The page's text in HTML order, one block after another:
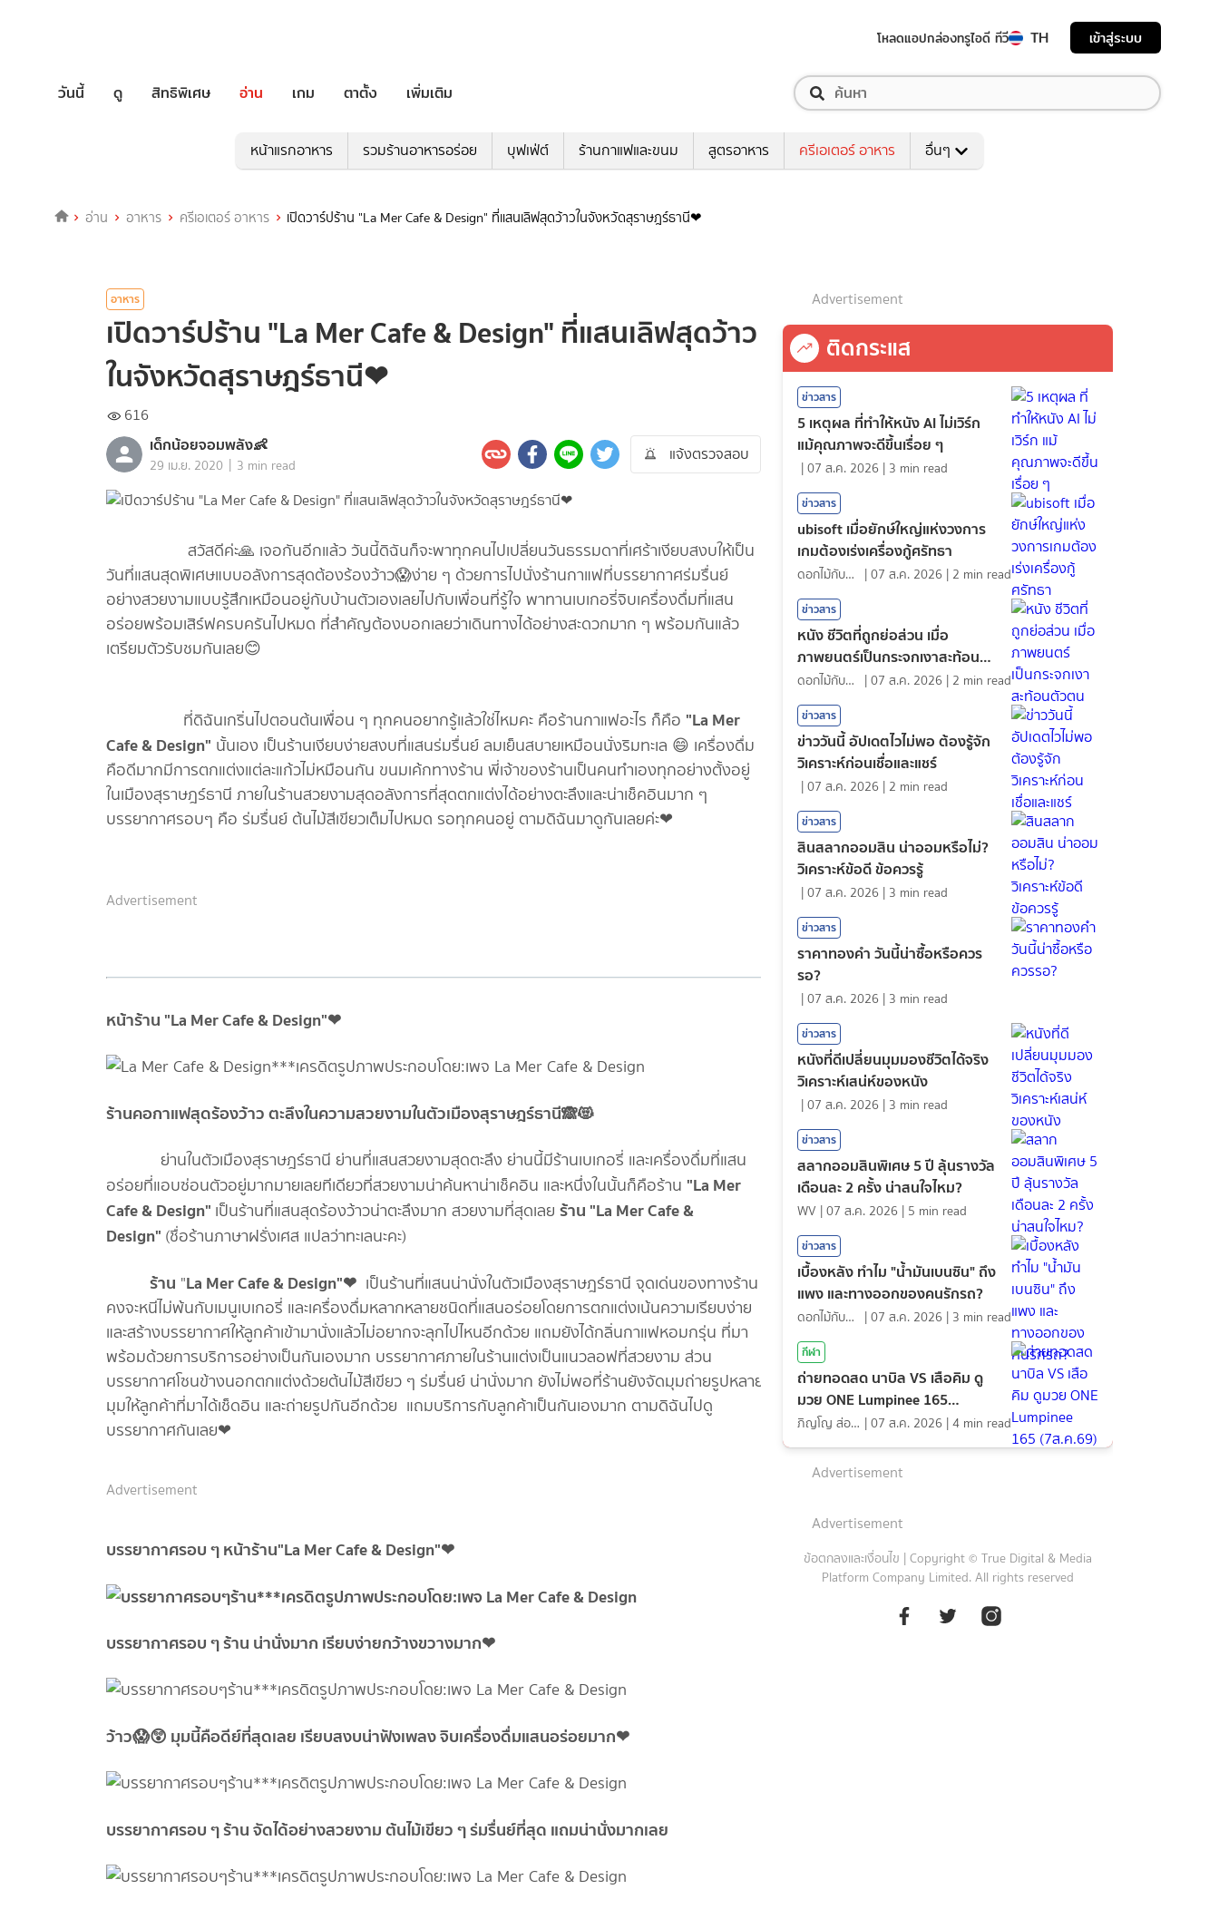
โหลดแอปกล่องทรูไอดี ทีวี TH เข้าสู่ระบบ
วันนี้ ดู สิทธิพิเศษ อ่าน เกม ตาตั้ง เพิ่มเติม
หน้าแรกอาหาร รวมร้านอาหารอร่อย บุฟเฟ่ต์ ร้านกาแฟและขนม สูตรอาหาร ครีเอเตอร์ อาหาร อื่นๆ
อ่าน อาหาร ครีเอเตอร์ อาหาร เปิดวาร์ปร้าน "La Mer Cafe & Design" ที่แสนเลิฟสุดว้าวในจังหวัดสุราษฎร์ธานี❤
อาหาร
เปิดวาร์ปร้าน "La Mer Cafe & Design" ที่แสนเลิฟสุดว้าว
ในจังหวัดสุราษฎร์ธานี❤
616
เด็กน้อยจอมพลัง👶
29 เม.ย. 2020 | 3 min read
แจ้งตรวจสอบ
สวัสดีค่ะ🙏 เจอกันอีกแล้ว วันนี้ดิฉันก็จะพาทุกคนไปเปลี่ยนวันธรรมดาที่เศร้าเงียบสงบให้เป็น
วันที่แสนสุดพิเศษแบบอลังการสุดต้องร้องว้าว😱ง่าย ๆ ด้วยการไปนั่งร้านกาแฟที่บรรยากาศร่มรื่นย์
อย่างสวยงามแบบรู้สึกเหมือนอยู่กับบ้านตัวเองเลยไปกับเพื่อนที่รู้ใจ พาทานเบเกอรี่จิบเครื่องดื่มที่แสน
อร่อยพร้อมเสิร์ฟครบครันไปหมด ที่สำคัญต้องบอกเลยว่าเดินทางได้อย่างสะดวกมาก ๆ พร้อมกันแล้ว
เตรียมตัวรับชมกันเลย😊
ที่ดิฉันเกริ่นไปตอนต้นเพื่อน ๆ ทุกคนอยากรู้แล้วใช่ไหมคะ คือร้านกาแฟอะไร ก็คือ "La Mer
Cafe & Design" นั้นเอง เป็นร้านเงียบง่ายสงบที่แสนร่มรื่นย์ ลมเย็นสบายเหมือนนั่งริมทะเล 😄 เครื่องดื่ม
คือดีมากมีการตกแต่งแต่ละแก้วไม่หมือนกัน ขนมเค้กทางร้าน พี่เจ้าของร้านเป็นคนทำเองทุกอย่างตั้งอยู่
ในเมืองสุราษฎร์ธานี ภายในร้านสวยงามสุดอลังการที่สุดตกแต่งได้อย่างตะลึงและน่าเช็คอินมาก ๆ
บรรยากาศรอบๆ คือ ร่มรื่นย์ ต้นไม้สีเขียวเต็มไปหมด รอทุกคนอยู่ ตามดิฉันมาดูกันเลยค่ะ❤
Advertisement
หน้าร้าน "La Mer Cafe & Design"❤
ร้านคอกาแฟสุดร้องว้าว ตะลึงในความสวยงามในตัวเมืองสุราษฎร์ธานี🙈😻
ย่านในตัวเมืองสุราษฎร์ธานี ย่านที่แสนสวยงามสุดตะลึง ย่านนี้มีร้านเบเกอรี่ และเครื่องดื่มที่แสน
อร่อยที่แอบซ่อนตัวอยู่มากมายเลยทีเดียวที่สวยงามน่าค้นหาน่าเช็คอิน และหนึ่งในนั้นก็คือร้าน "La Mer
Cafe & Design" เป็นร้านที่แสนสุดร้องว้าวน่าตะลึงมาก สวยงามที่สุดเลย ร้าน "La Mer Cafe &
Design" (ชื่อร้านภาษาฝรั่งเศส แปลว่าทะเลนะคะ)
ร้าน "La Mer Cafe & Design"❤ เป็นร้านที่แสนน่านั่งในตัวเมืองสุราษฎร์ธานี จุดเด่นของทางร้าน
คงจะหนีไม่พ้นกับเมนูเบเกอรี่ และเครื่องดื่มหลากหลายชนิดที่แสนอร่อยโดยการตกแต่งเน้นความเรียบง่าย
และสร้างบรรยากาศให้ลูกค้าเข้ามานั่งแล้วไม่อยากจะลุกไปไหนอีกด้วย แถมยังได้กลิ่นกาแฟหอมกรุ่น ที่มา
พร้อมด้วยการบริการอย่างเป็นกันเองมาก บรรยากาศภายในร้านแต่งเป็นแนวลอฟที่สวยงาม ส่วน
บรรยากาศโซนข้างนอกตกแต่งด้วยต้นไม้สีเขียว ๆ ร่มรื่นย์ น่านั่งมาก ยังไม่พอที่ร้านยังจัดมุมถ่ายรูปหลาย
มุมให้ลูกค้าที่มาได้เช็ดอิน และถ่ายรูปกันอีกด้วย แถมบริการกับลูกค้าเป็นกันเองมาก ตามดิฉันไปดู
บรรยากาศกันเลย❤
Advertisement
บรรยากาศรอบ ๆ หน้าร้าน"La Mer Cafe & Design"❤
บรรยากาศรอบ ๆ ร้าน น่านั่งมาก เรียบง่ายกว้างขวางมาก❤
ว้าว😱😲 มุมนี้คือดีย์ที่สุดเลย เรียบสงบน่าฟังเพลง จิบเครื่องดื่มแสนอร่อยมาก❤
บรรยากาศรอบ ๆ ร้าน จัดได้อย่างสวยงาม ต้นไม้เขียว ๆ ร่มรื่นย์ที่สุด แถมน่านั่งมากเลย
Advertisement
ติดกระแส
ข่าวสาร
5 เหตุผล ที่ทำให้หนัง AI ไม่เวิร์ก
แม้คุณภาพจะดีขึ้นเรื่อย ๆ
|07 ส.ค. 2026 | 3 min read
ข่าวสาร
ubisoft เมื่อยักษ์ใหญ่แห่งวงการ
เกมต้องเร่งเครื่องกู้ศรัทธา
ดอกไม้กับสายน้ำ |07 ส.ค. 2026 | 2 min read
ข่าวสาร
หนัง ชีวิตที่ถูกย่อส่วน เมื่อ
ภาพยนตร์เป็นกระจกเงาสะท้อนตัว
ตน
ดอกไม้กับสายน้ำ |07 ส.ค. 2026 | 2 min read
ข่าวสาร
ข่าววันนี้ อัปเดตไวไม่พอ ต้องรู้จัก
วิเคราะห์ก่อนเชื่อและแชร์
|07 ส.ค. 2026 | 2 min read
ข่าวสาร
สินสลากออมสิน น่าออมหรือไม่?
วิเคราะห์ข้อดี ข้อควรรู้
|07 ส.ค. 2026 | 3 min read
ข่าวสาร
ราคาทองคํา วันนี้น่าซื้อหรือควร
รอ?
|07 ส.ค. 2026 | 3 min read
ข่าวสาร
หนังที่ดีเปลี่ยนมุมมองชีวิตได้จริง
วิเคราะห์เสน่ห์ของหนัง
|07 ส.ค. 2026 | 3 min read
ข่าวสาร
สลากออมสินพิเศษ 5 ปี ลุ้นรางวัล
เดือนละ 2 ครั้ง น่าสนใจไหม?
WV |07 ส.ค. 2026 | 5 min read
ข่าวสาร
เบื้องหลัง ทำไม "น้ำมันเบนซิน" ถึง
แพง และทางออกของคนรักรถ?
ดอกไม้กับสายน้ำ |07 ส.ค. 2026 | 3 min read
กีฬา
ถ่ายทอดสด นาบิล VS เสือคิม ดู
มวย ONE Lumpinee 165
(7ส.ค.69)ภิญโญ ส่องแสง |07 ส.ค. 2026 |4 min read
Advertisement
Advertisement
ข้อตกลงและเงื่อนไข | Copyright © True Digital & Media
Platform Company Limited. All rights reserved